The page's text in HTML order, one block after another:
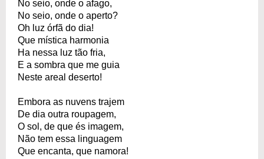
No seio, onde o afago,
No seio, onde o aperto?
Oh luz órfã do dia!
Que mística harmonia
Ha nessa luz tão fria,
E a sombra que me guia
Neste areal deserto!
Embora as nuvens trajem
De dia outra roupagem,
O sol, de que és imagem,
Não tem essa linguagem
Que encanta, que namora!